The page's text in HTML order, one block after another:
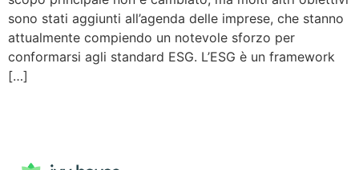
sono stati aggiunti all’agenda delle imprese, che stanno
attualmente compiendo un notevole sforzo per
conformarsi agli standard ESG. L’ESG è un framework
[…]